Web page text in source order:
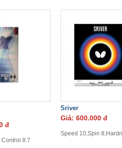
đ
8.7
Sriver
Giá: 600.000 đ
Speed 10,Spin